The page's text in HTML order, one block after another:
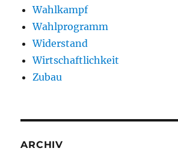
Wahlkampf
Wahlprogramm
Widerstand
Wirtschaftlichkeit
Zubau
ARCHIV